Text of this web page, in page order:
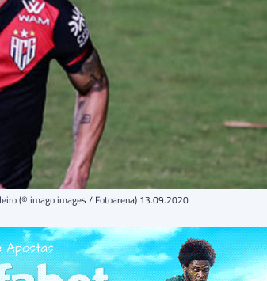
(© imago images / Fotoarena) 13.09.2020